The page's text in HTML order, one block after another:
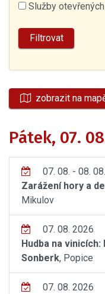
Služby
zobrazit na
Pátek, 07.
07. 08. - 08.
Zarážení hory a
Mikulov
07. 08. 2026
Hudba na vinicích:
Sonberk, Popice
07. 08. 2026